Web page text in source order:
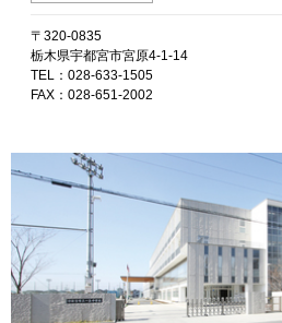
〒320-0835
栃木県宇都宮市宮原4-1-14
TEL：028-633-1505
FAX：028-651-2002